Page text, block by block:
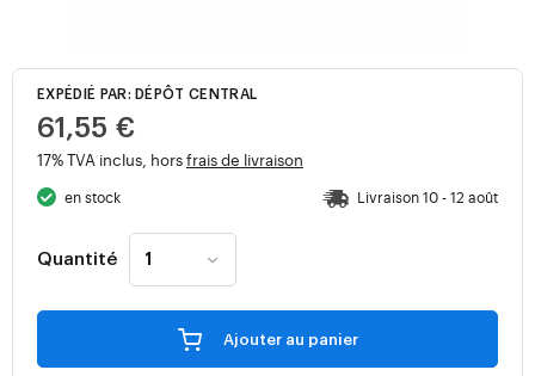
EXPÉDIÉ PAR: DÉPÔT CENTRAL
61,55 €
17% TVA inclus, horsfrais de livraison
en stock Livraison 10 - 12 août
Quantité
Ajouter au panier